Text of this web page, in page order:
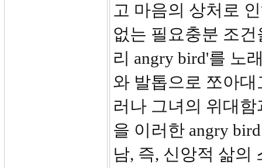
고 마음의 상처로
없는 필요충분 조
리 angry bird'를 노
와 발톱으로 쪼아
러나 그녀의 위대
을 이러한 angry
남, 즉, 신앙적 삶의